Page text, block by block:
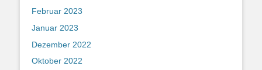
Februar 2023
Januar 2023
Dezember 2022
Oktober 2022